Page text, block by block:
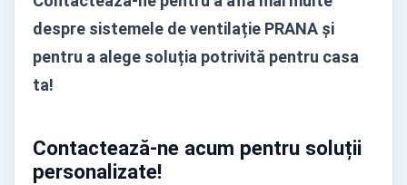
despre sistemele de ventilație PRANA și
pentru a alege soluția potrivită pentru casa
ta!
Contactează-ne acum pentru soluții
personalizate!